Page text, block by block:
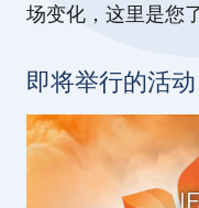
场变化，这里是您
即将举行的活动